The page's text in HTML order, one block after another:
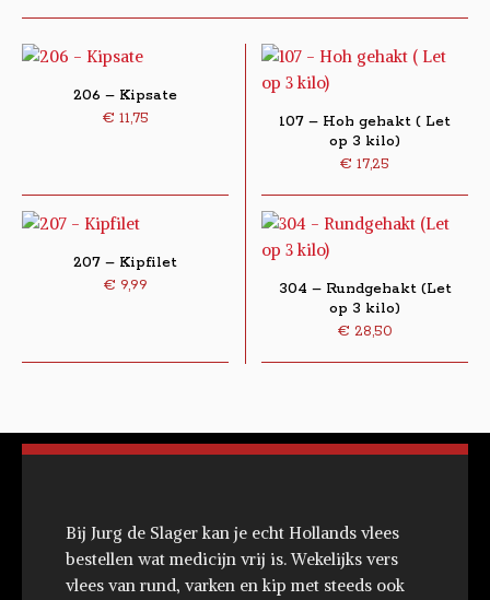
206 – Kipsate
€ 11,75
107 – Hoh gehakt ( Let
op 3 kilo)
€ 17,25
207 – Kipfilet
€ 9,99
304 – Rundgehakt (Let
op 3 kilo)
€ 28,50
Bij Jurg de Slager kan je echt Hollands vlees
bestellen wat medicijn vrij is. Wekelijks vers
vlees van rund, varken en kip met steeds ook